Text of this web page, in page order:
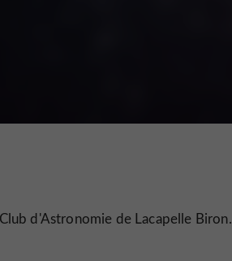
d'Astronomie de Lacapelle Biron.